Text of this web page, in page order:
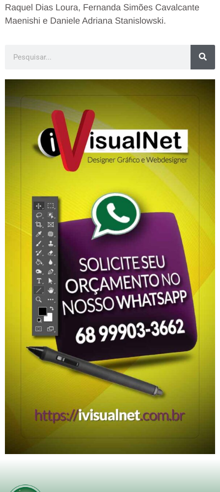
Raquel Dias Loura, Fernanda Simões Cavalcante
Maenishi e Daniele Adriana Stanislowski.